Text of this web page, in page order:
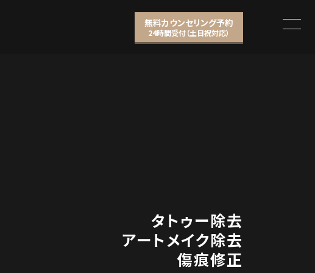
無料カウンセリング予約
24時間受付（土日祝対応）
タトゥー除去
アートメイク除去
傷痕修正